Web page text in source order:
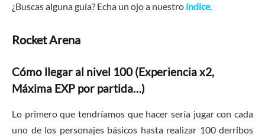
¿Buscas alguna guía? Echa un ojo a nuestro índice.
Rocket Arena
Cómo llegar al nivel 100 (Experiencia x2,
Máxima EXP por partida…)
Lo primero que tendríamos que hacer sería jugar con cada
uno de los personajes básicos hasta realizar 100 derribos